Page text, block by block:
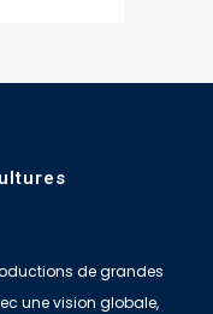
de grandes
une vision globale,